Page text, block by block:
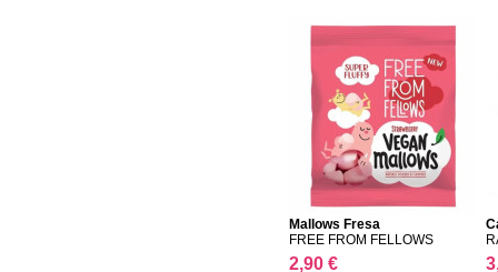
Mallows Fresa
FREE FROM FELLOWS
2,90 €